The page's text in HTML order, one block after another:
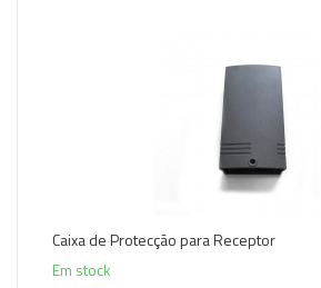
Caixa de Protecção para Receptor
Em stock